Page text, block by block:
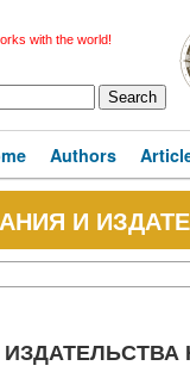
with the world!
Authors
И